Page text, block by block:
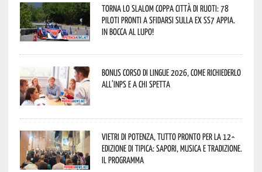
Torna lo Slalom Coppa Città di Ruoti: 78
piloti pronti a sfidarsi sulla ex SS7 Appia.
In bocca al lupo!
Bonus corso di lingue 2026, come richiederlo
all’INPS e a chi spetta
Vietri di Potenza, tutto pronto per la 12^
Edizione di Tipica: sapori, musica e tradizione.
Il programma